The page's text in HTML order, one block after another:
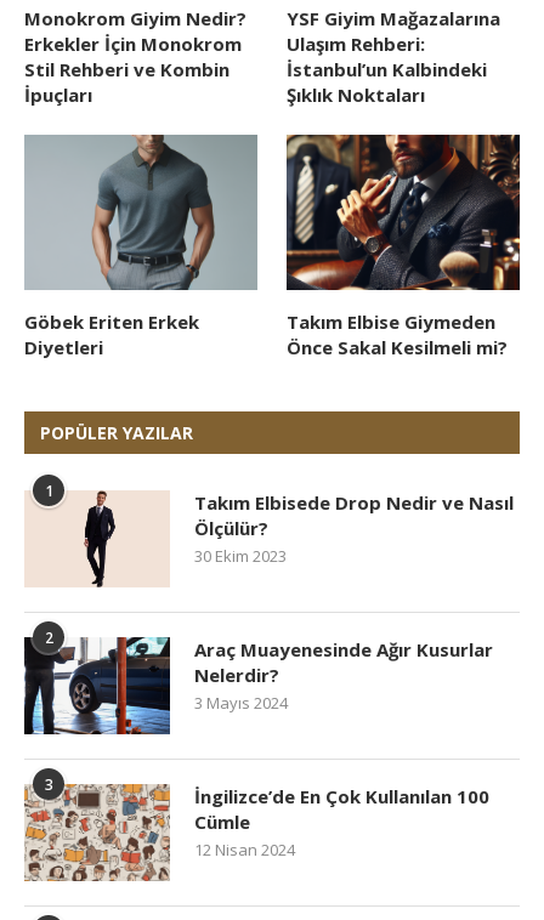
Monokrom Giyim Nedir?
Erkekler İçin Monokrom
Stil Rehberi ve Kombin
İpuçları
YSF Giyim Mağazalarına
Ulaşım Rehberi:
İstanbul’un Kalbindeki
Şıklık Noktaları
Göbek Eriten Erkek
Diyetleri
Takım Elbise Giymeden
Önce Sakal Kesilmeli mi?
POPÜLER YAZILAR
1
Takım Elbisede Drop Nedir ve Nasıl
Ölçülür?
30 Ekim 2023
2
Araç Muayenesinde Ağır Kusurlar
Nelerdir?
3 Mayıs 2024
3
İngilizce’de En Çok Kullanılan 100
Cümle
12 Nisan 2024